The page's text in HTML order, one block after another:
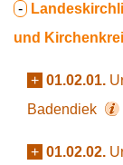
-
und
+ 01.02.01.
Badendiek
+ 01.02.02.